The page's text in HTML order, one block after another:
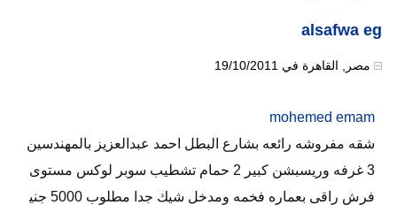
alsafwa eg
مصر القاهرة في 19/10/2011
mohemed emam
شقه مفروشه رائعه بشارع البطل احمد عبدالعزيز بالمهندسين
3 غرفه وريسبشن كبير 2 حمام تشطيب سوبر لوكس مستوى
فرش راقى بعماره فخمه ومدخل شيك جدا مطلوب 5000 جني